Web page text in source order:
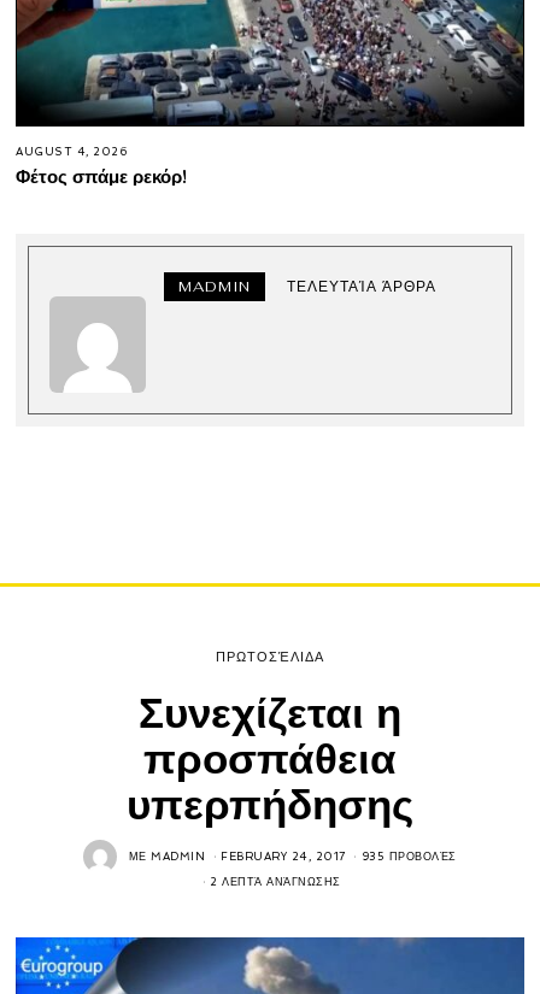
AUGUST 4, 2026
Φέτος σπάμε ρεκόρ!
MADMIN ΤΕΛΕΥΤΑΊΑ ΆΡΘΡΑ
ΠΡΩΤΟΣΈΛΙΔΑ
Συνεχίζεται η
προσπάθεια
υπερπήδησης
ΜΕMADMIN FEBRUARY 24, 2017 935 ΠΡΟΒΟΛΈΣ
2 ΛΕΠΤΆ ΑΝΆΓΝΩΣΗΣ